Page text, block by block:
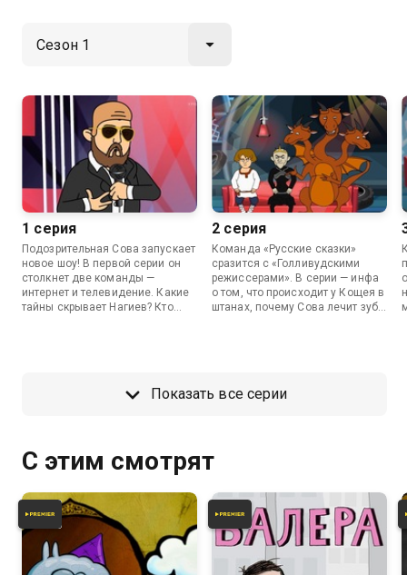
1 серия
Подозрительная Сова запускает
новое шоу! В первой серии он
столкнет две команды —
интернет и телевидение. Какие
тайны скрывает Нагиев? Кто
2 серия
Команда «Русские сказки»
сразится с «Голливудскими
режиссерами». В серии — инфа
о том, что происходит у Кощея в
штанах, почему Сова лечит зубы
Показать все серии
С этим смотрят